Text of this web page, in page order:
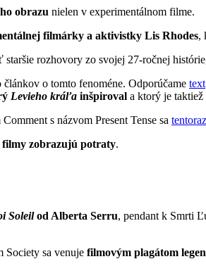
obrazu nielen v experimentálnom filme.
filmárky a aktivistky Lis Rhodes,
rozhovory zo svojej 27-ročnej
článkov o tomto fenoméne. Odporúčame text
Levieho kráľa inšpiroval a ktorý je
s názvom Present Tense sa tentoraz
filmy zobrazujú potraty.
Soleilod Alberta Serru, pendant k Smrti
Society sa venuje filmovým plagátom